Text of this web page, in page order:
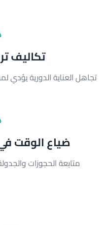
تكاليف
تجاهل العناية الدورية يؤدي
ضياع الوقت
متابعة الحجوزات